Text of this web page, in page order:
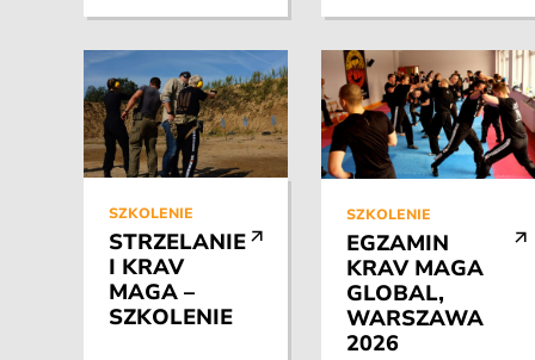
SZKOLENIE
STRZELANIE
I KRAV
MAGA –
SZKOLENIE
SZKOLENIE
EGZAMIN
KRAV MAGA
GLOBAL,
WARSZAWA
2026